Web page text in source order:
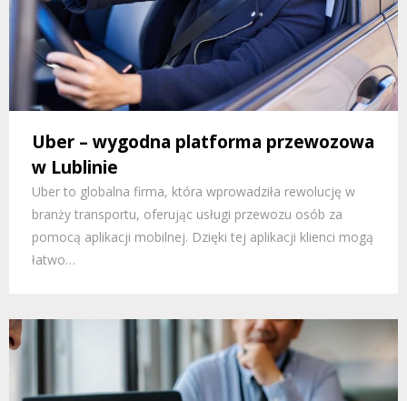
Uber – wygodna platforma przewozowa
w Lublinie
Uber to globalna firma, która wprowadziła rewolucję w
branży transportu, oferując usługi przewozu osób za
pomocą aplikacji mobilnej. Dzięki tej aplikacji klienci mogą
łatwo…